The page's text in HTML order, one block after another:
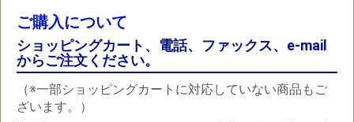
ご購入について
ショッピングカート、電話、ファックス、e-mail
からご注文ください。
（※一部ショッピングカートに対応していない商品もご
ざいます。）